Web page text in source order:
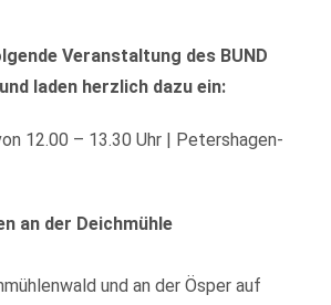
Veranstaltung des BUND
laden herzlich dazu ein:
12.00 – 13.30 Uhr | Petershagen-
an der Deichmühle
und an der Ösper auf